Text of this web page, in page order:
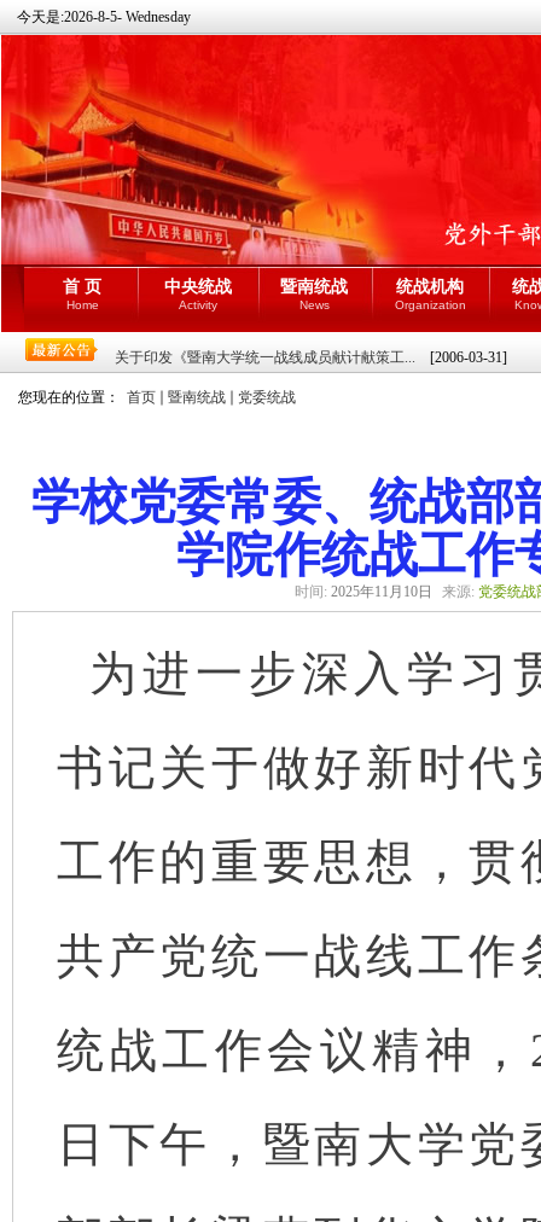
今天是:2026-8-5- Wednesday
首 页
Home
中央统战
Activity
暨南统战
News
统战机构
Organization
统
关于印发《暨南大学统一战线成员献计献策工... [2006-03-31]
您现在的位置： 首页 暨南统战 党委统战
学校党委常委、统战部
学院作统战工作
时间: 2025年11月10日 来源: 党委统战
为进一步深入学习
书记关于做好新时代
工作的重要思想，贯
共产党统一战线工作
统战工作会议精神，
日下午，暨南大学党